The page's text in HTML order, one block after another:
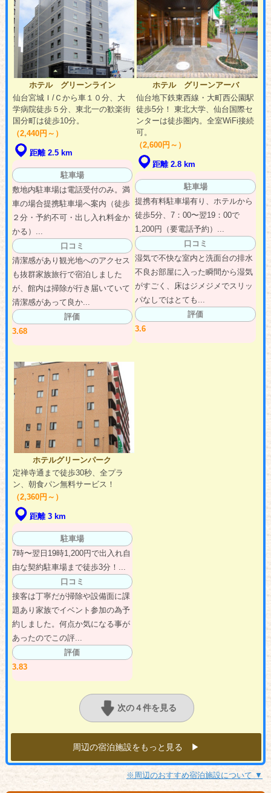
ホテル グリーンライン
仙台宮城Ｉ/Ｃから車１０分、大
学病院徒歩５分、東北一の歓楽街
国分町は徒歩10分。
（2,440円～）
距離 2.5 km
駐車場
敷地内駐車場は電話受付のみ。満
車の場合提携駐車場へ案内（徒歩
２分・予約不可・出し入れ料金か
かる）...
口コミ
清潔感があり観光地へのアクセス
も抜群家族旅行で宿泊しました
が、館内は掃除が行き届いていて
清潔感があって良か...
評価
3.68
ホテル グリーンアーバ
仙台地下鉄東西線・大町西公園駅
徒歩5分！ 東北大学、仙台国際セ
ンターは徒歩圏内。全室WiFi接続
可。
（2,600円～）
距離 2.8 km
駐車場
提携有料駐車場有り、ホテルから
徒歩5分、7：00〜翌19：00で
1,200円（要電話予約）...
口コミ
湿気で不快な室内と洗面台の排水
不良お部屋に入った瞬間から湿気
がすごく、床はジメジメでスリッ
パなしではとても...
評価
3.6
ホテルグリーンパーク
定禅寺通まで徒歩30秒、全プラ
ン、朝食パン無料サービス！
（2,360円～）
距離 3 km
駐車場
7時〜翌日19時1,200円で出入れ自
由な契約駐車場まで徒歩3分！...
口コミ
接客は丁寧だが掃除や設備面に課
題あり家族でイベント参加の為予
約しました。何点か気になる事が
あったのでこの評...
評価
3.83
次の４件を見る
周辺の宿泊施設をもっと見る ▶︎
※周辺のおすすめ宿泊施設について ▼